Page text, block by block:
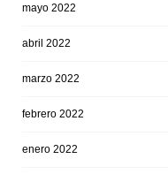
mayo 2022
abril 2022
marzo 2022
febrero 2022
enero 2022